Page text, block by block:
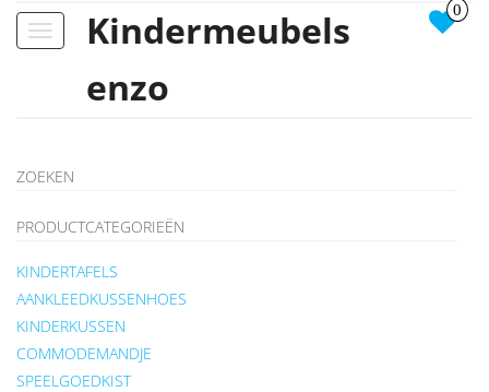
Toggle
Kindermeubels
enzo
0
ZOEKEN
PRODUCTCATEGORIEËN
KINDERTAFELS
AANKLEEDKUSSENHOES
KINDERKUSSEN
COMMODEMANDJE
SPEELGOEDKIST